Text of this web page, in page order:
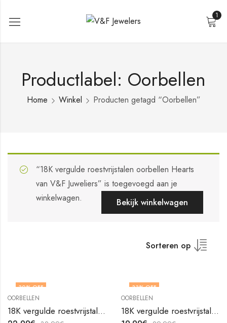
1
Productlabel: Oorbellen
Home Winkel Producten getagd “Oorbellen”
“18K vergulde roestvrijstalen oorbellen Hearts
van V&F Juweliers” is toegevoegd aan je
winkelwagen.
Bekijk winkelwagen
Sorteren op
30% OFF
OORBELLEN
18K vergulde roestvrijstalen oorbellen Hearts van V&F Juweliers
33% OFF
OORBELLEN
18K vergulde roestvrijstalen oorbellen Hearts van V&F Juweliers